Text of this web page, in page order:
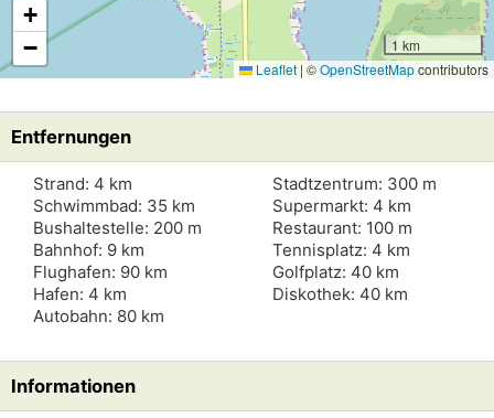
+
−
1 km
Leaflet | ©OpenStreetMapcontributors
Entfernungen
Strand: 4 km
Schwimmbad: 35 km
Bushaltestelle: 200 m
Bahnhof: 9 km
Flughafen: 90 km
Hafen: 4 km
Autobahn: 80 km
Stadtzentrum: 300 m
Supermarkt: 4 km
Restaurant: 100 m
Tennisplatz: 4 km
Golfplatz: 40 km
Diskothek: 40 km
Informationen